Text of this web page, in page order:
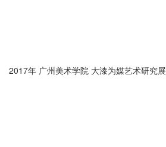
2017年 广州美术学院 大漆为媒艺术研究展